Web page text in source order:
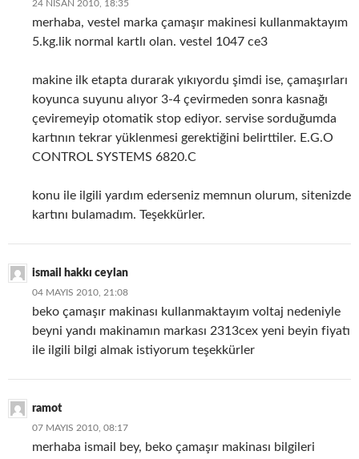
24 NISAN 2010, 18:35
merhaba, vestel marka çamaşır makinesi kullanmaktayım
5.kg.lik normal kartlı olan. vestel 1047 ce3
makine ilk etapta durarak yıkıyordu şimdi ise, çamaşırları
koyunca suyunu alıyor 3-4 çevirmeden sonra kasnağı
çeviremeyip otomatik stop ediyor. servise sorduğumda
kartının tekrar yüklenmesi gerektiğini belirttiler. E.G.O
CONTROL SYSTEMS 6820.C
konu ile ilgili yardım ederseniz memnun olurum, sitenizde
kartını bulamadım. Teşekkürler.
ismail hakkı ceylan
04 MAYIS 2010, 21:08
beko çamaşır makinası kullanmaktayım voltaj nedeniyle
beyni yandı makinamın markası 2313cex yeni beyin fiyatı
ile ilgili bilgi almak istiyorum teşekkürler
ramot
07 MAYIS 2010, 08:17
merhaba ismail bey, beko çamaşır makinası bilgileri